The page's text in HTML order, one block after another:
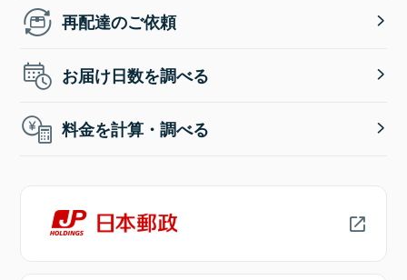
再配達のご依頼
お届け日数を調べる
料金を計算・調べる